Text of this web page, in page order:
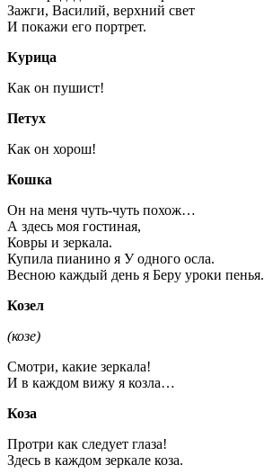
Зажги, Василий, верхний свет
И покажи его портрет.
Курица
Как он пушист!
Петух
Как он хорош!
Кошка
Он на меня чуть-чуть похож…
А здесь моя гостиная,
Ковры и зеркала.
Купила пианино я У одного осла.
Весною каждый день я Беру уроки пенья.
Козел
(козе)
Смотри, какие зеркала!
И в каждом вижу я козла…
Коза
Протри как следует глаза!
Здесь в каждом зеркале коза.